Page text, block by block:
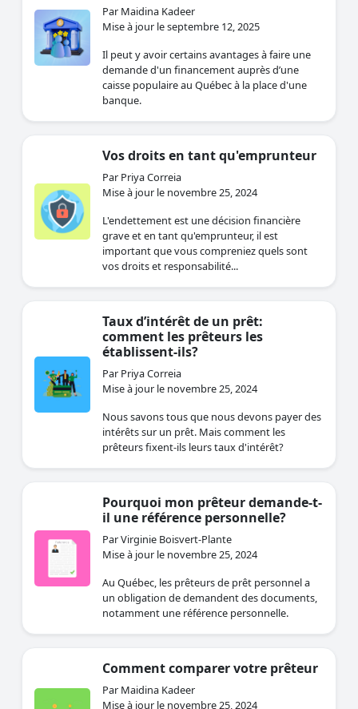
Par Maidina Kadeer
Mise à jour le septembre 12, 2025
Il peut y avoir certains avantages à faire une
demande d'un financement auprès d’une
caisse populaire au Québec à la place d'une
banque.
Vos droits en tant qu'emprunteur
Par Priya Correia
Mise à jour le novembre 25, 2024
L'endettement est une décision financière
grave et en tant qu'emprunteur, il est
important que vous compreniez quels sont
vos droits et responsabilité...
Taux d’intérêt de un prêt:
comment les prêteurs les
établissent-ils?
Par Priya Correia
Mise à jour le novembre 25, 2024
Nous savons tous que nous devons payer des
intérêts sur un prêt. Mais comment les
prêteurs fixent-ils leurs taux d'intérêt?
Pourquoi mon prêteur demande-t-
il une référence personnelle?
Par Virginie Boisvert-Plante
Mise à jour le novembre 25, 2024
Au Québec, les prêteurs de prêt personnel a
un obligation de demandent des documents,
notamment une référence personnelle.
Comment comparer votre prêteur
Par Maidina Kadeer
Mise à jour le novembre 25, 2024